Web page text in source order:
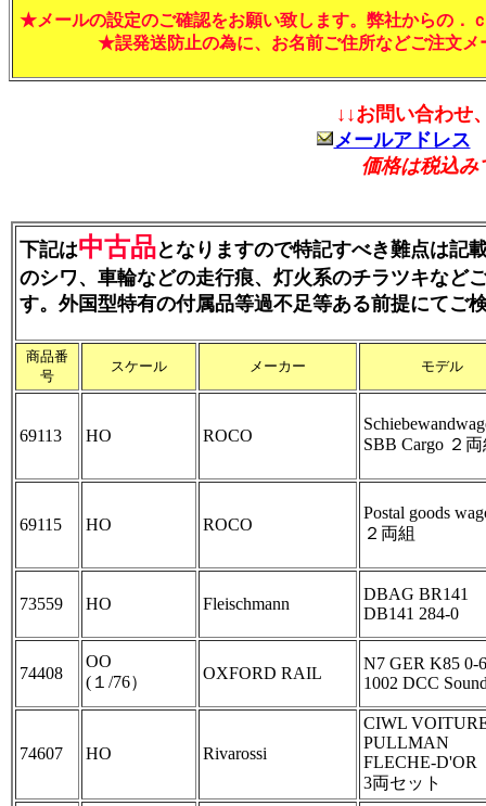
★メールの設定のご確認をお願い致します。弊社からの．
★誤発送防止の為に、お名前ご住所などご注文
↓↓お問い合わせ
メールアドレス
価格は税込み
下記は中古品となりますので特記すべき難点は記
のシワ、車輪などの走行痕、灯火系のチラツキなど
す。外国型特有の付属品等過不足等ある前提にてご
商品番
号
スケール メーカー モデル
69113 HO ROCO
SBB Cargo ２
69115 HO ROCO
Postal goods
２両組
73559 HO Fleischmann
DBAG BR141
DB141 284‐0
74408
OO
(１/76）
OXFORD RAIL
N7 GER K85
1002 DCC
74607 HO Rivarossi
CIWL
PULLMAN
FLECHE-D'OR
3両セット